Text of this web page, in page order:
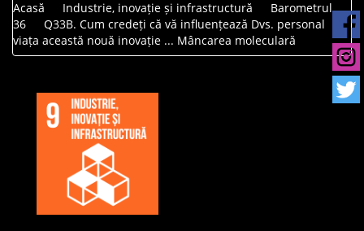
Acasă Industrie, inovație și infrastructură
Barometrul
36
Q33B. Cum credeți că vă influențează Dvs. personal
viața această nouă inovație ... Mâncarea moleculară